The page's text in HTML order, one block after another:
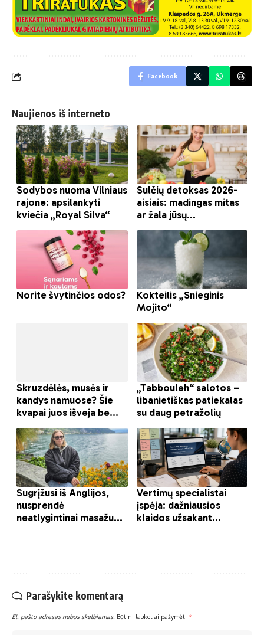
Facebook
Naujienos iš interneto
Parašykite komentarą
El. pašto adresas nebus skelbiamas. Būtini laukeliai pažymėti *